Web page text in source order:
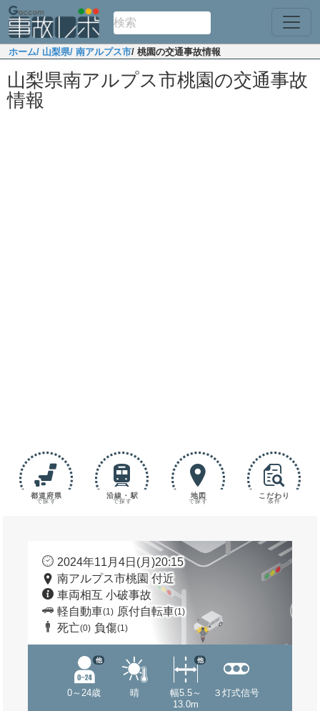
ホーム/ 山梨県/ 南アルプス市/ 桃園の交通事故情報
山梨県南アルプス市桃園の交通事故
情報
都道府県
で探す
沿線・駅
で探す
地図
で探す
こだわり
条件
2024年11月4日(月)20:15
南アルプス市桃園 付近
車両相互 小破事故
軽自動車(1) 原付自転車(1)
死亡(0) 負傷(1)
0～24歳
他
晴
幅5.5～
13.0m
他
３灯式信号